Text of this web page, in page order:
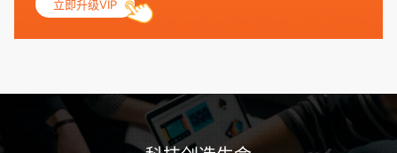
捐赠者及其家庭成员需要无严重的遗传病史、精神病史和传染
病史。这通常需要通过基因检测、家族史调查和医疗记录审查
带任何可传染给受卵者的病原体。 药物与生活习惯：捐赠者需
要是非尼古丁使用者、非吸烟者、非吸毒者，并且未使用可能
立即升级VIP